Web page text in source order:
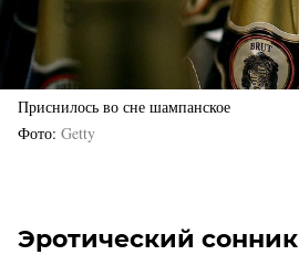
Приснилось во сне шампанское
Фото Getty
Эротический сонник